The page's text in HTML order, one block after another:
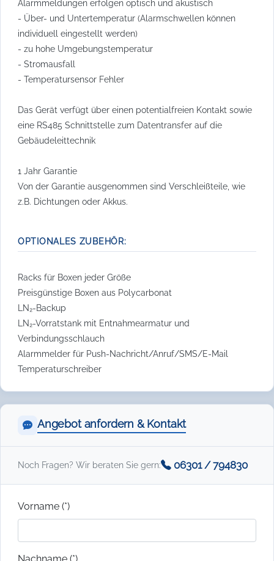
Alarmmeldungen erfolgen optisch und akustisch
- Über- und Untertemperatur (Alarmschwellen können
individuell eingestellt werden)
- zu hohe Umgebungstemperatur
- Stromausfall
- Temperatursensor Fehler
Das Gerät verfügt über einen potentialfreien Kontakt sowie
eine RS485 Schnittstelle zum Datentransfer auf die
Gebäudeleittechnik
1 Jahr Garantie
Von der Garantie ausgenommen sind Verschleißteile, wie
z.B. Dichtungen oder Akkus.
OPTIONALES ZUBEHÖR:
Racks für Boxen jeder Größe
Preisgünstige Boxen aus Polycarbonat
LN₂-Backup
LN₂-Vorratstank mit Entnahmearmatur und
Verbindungsschlauch
Alarmmelder für Push-Nachricht/Anruf/SMS/E-Mail
Temperaturschreiber
Angebot anfordern & Kontakt
Noch Fragen? Wir beraten Sie gern: 06301 / 794830
Vorname (*)